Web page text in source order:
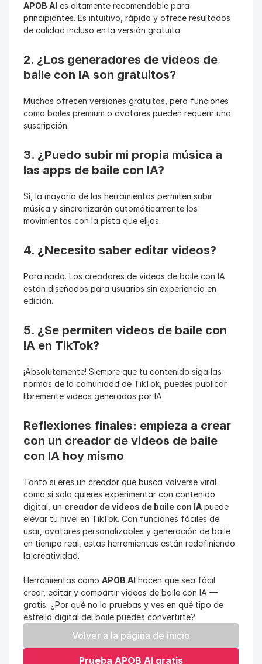
APOB AI es altamente recomendable para
principiantes. Es intuitivo, rápido y ofrece resultados
de calidad incluso en la versión gratuita.
2. ¿Los generadores de videos de
baile con IA son gratuitos?
Muchos ofrecen versiones gratuitas, pero funciones
como bailes premium o avatares pueden requerir una
suscripción.
3. ¿Puedo subir mi propia música a
las apps de baile con IA?
Sí, la mayoría de las herramientas permiten subir
música y sincronizarán automáticamente los
movimientos con la pista que elijas.
4. ¿Necesito saber editar videos?
Para nada. Los creadores de videos de baile con IA
están diseñados para usuarios sin experiencia en
edición.
5. ¿Se permiten videos de baile con
IA en TikTok?
¡Absolutamente! Siempre que tu contenido siga las
normas de la comunidad de TikTok, puedes publicar
libremente videos generados por IA.
Reflexiones finales: empieza a crear
con un creador de videos de baile
con IA hoy mismo
Tanto si eres un creador que busca volverse viral
como si solo quieres experimentar con contenido
digital, un creador de videos de baile con IA puede
elevar tu nivel en TikTok. Con funciones fáciles de
usar, avatares personalizables y generación de baile
en tiempo real, estas herramientas están redefiniendo
la creatividad.
Herramientas como APOB AI hacen que sea fácil
crear, editar y compartir videos de baile con IA —
gratis. ¿Por qué no lo pruebas y ves en qué tipo de
estrella digital del baile puedes convertirte?
Volver a la página de inicio
Prueba APOB AI gratis